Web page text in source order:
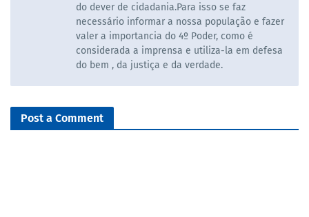
do dever de cidadania.Para isso se faz
necessário informar a nossa população e fazer
valer a importancia do 4º Poder, como é
considerada a imprensa e utiliza-la em defesa
do bem , da justiça e da verdade.
Post a Comment